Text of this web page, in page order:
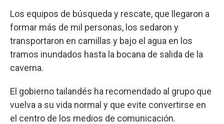
Los equipos de búsqueda y rescate, que llegaron a
formar más de mil personas, los sedaron y
transportaron en camillas y bajo el agua en los
tramos inundados hasta la bocana de salida de la
caverna.
El gobierno tailandés ha recomendado al grupo que
vuelva a su vida normal y que evite convertirse en
el centro de los medios de comunicación.